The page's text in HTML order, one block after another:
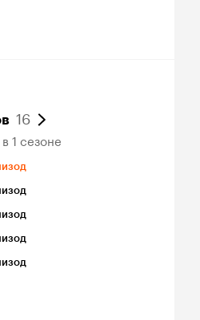
16
1 сезоне